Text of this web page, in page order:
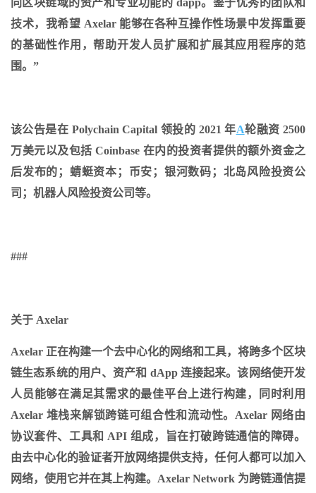
同区块链域的资产和专业功能的 dapp。鉴于优秀的团队和
技术，我希望 Axelar 能够在各种互操作性场景中发挥重要
的基础性作用，帮助开发人员扩展和扩展其应用程序的范
围。”
该公告是在 Polychain Capital 领投的 2021 年A轮融资 2500
万美元以及包括 Coinbase 在内的投资者提供的额外资金之
后发布的；蜻蜓资本；币安；银河数码；北岛风险投资公
司；机器人风险投资公司等。
###
关于 Axelar
Axelar 正在构建一个去中心化的网络和工具，将跨多个区块
链生态系统的用户、资产和 dApp 连接起来。该网络使开发
人员能够在满足其需求的最佳平台上进行构建，同时利用
Axelar 堆栈来解锁跨链可组合性和流动性。Axelar 网络由
协议套件、工具和 API 组成，旨在打破跨链通信的障碍。
由去中心化的验证者开放网络提供支持，任何人都可以加入
网络，使用它并在其上构建。Axelar Network 为跨链通信提